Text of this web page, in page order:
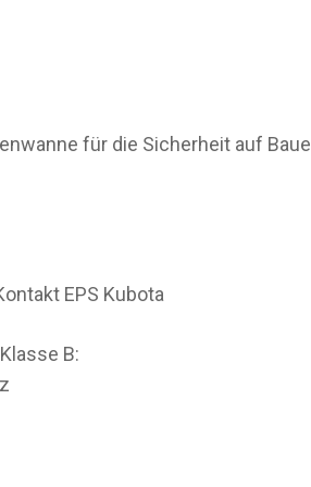
für die Sicherheit auf
EPS Kubota
B: